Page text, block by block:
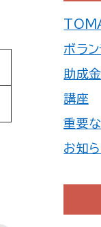
ボラ
助成
講座
重要
お知